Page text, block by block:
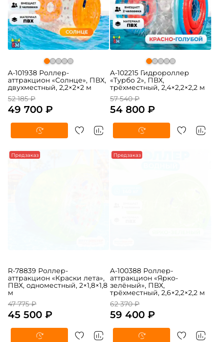
A-101938 Роллер-
аттракцион «Солнце», ПВХ,
двухместный, 2,2×2×2 м
52 185 ₽
49 700 ₽
A-102215 Гидророллер
«Турбо 2», ПВХ,
трёхместный, 2,4×2,2×2,2 м
57 540 ₽
54 800 ₽
Предзаказ
R-78839 Роллер-
аттракцион «Краски лета»,
ПВХ, одноместный, 2×1,8×1,8
м
47 775 ₽
45 500 ₽
Предзаказ
A-100388 Роллер-
аттракцион «Ярко-
зелёный», ПВХ,
трёхместный, 2,6×2,2×2,2 м
62 370 ₽
59 400 ₽